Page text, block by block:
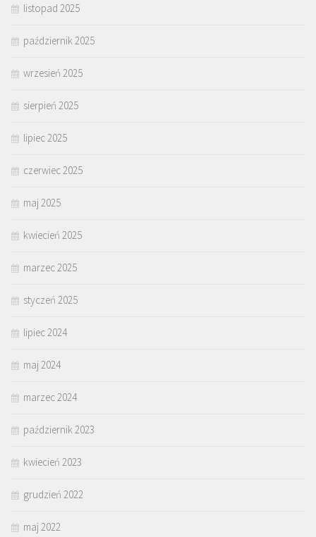
listopad 2025
październik 2025
wrzesień 2025
sierpień 2025
lipiec 2025
czerwiec 2025
maj 2025
kwiecień 2025
marzec 2025
styczeń 2025
lipiec 2024
maj 2024
marzec 2024
październik 2023
kwiecień 2023
grudzień 2022
maj 2022